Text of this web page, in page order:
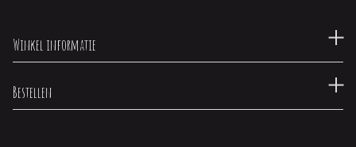
Winkel informatie
Bestellen